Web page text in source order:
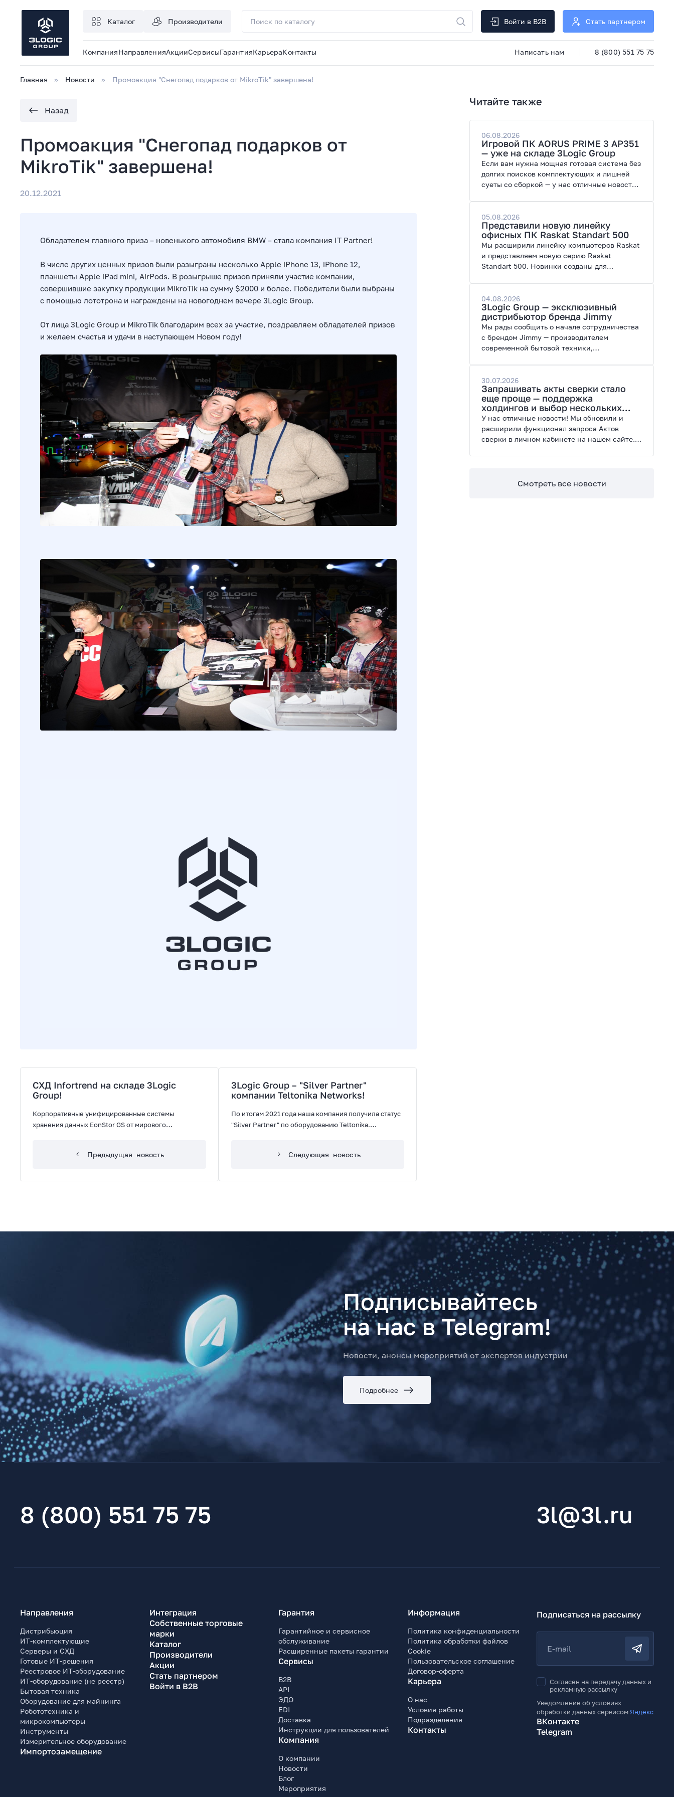
Каталог Производители Войти в B2B Стать партнером
КомпанияНаправленияАкцииСервисыГарантияКарьераКонтакты Написать нам 8 (800) 551 75 75
Главная Новости Промоакция "Снегопад подарков от MikroTik" завершена!
Назад
Промоакция "Снегопад подарков от
MikroTik" завершена!
20.12.2021
Обладателем главного приза – новенького автомобиля BMW – стала компания IT Partner!
В числе других ценных призов были разыграны несколько Apple iPhone 13, iPhone 12,
планшеты Apple iPad mini, AirPods. В розыгрыше призов приняли участие компании,
совершившие закупку продукции MikroTik на сумму $2000 и более. Победители были выбраны
с помощью лототрона и награждены на новогоднем вечере 3Logic Group.
От лица 3Logic Group и MikroTik благодарим всех за участие, поздравляем обладателей призов
и желаем счастья и удачи в наступающем Новом году!
СХД Infortrend на складе 3Logic
Group!
Корпоративные унифицированные системы
хранения данных EonStor GS от мирового
Предыдущая новость
3Logic Group – "Silver Partner"
компании Teltonika Networks!
По итогам 2021 года наша компания получила статус
"Silver Partner" по оборудованию Teltonika.
Следующая новость
Читайте также
06.08.2026
Игровой ПК AORUS PRIME 3 AP351
— уже на складе 3Logic Group
Если вам нужна мощная готовая система без
долгих поисков комплектующих и лишней
суеты со сборкой — у нас отличные новости.
графических нагрузок, современных игр и
работы с нейросетями.
05.08.2026
Представили новую линейку
офисных ПК Raskat Standart 500
Мы расширили линейку компьютеров Raskat
и представляем новую серию Raskat
Standart 500. Новинки созданы для
энергоэффективность и широкие
возможности модернизации.
04.08.2026
3Logic Group — эксклюзивный
дистрибьютор бренда Jimmy
Мы рады сообщить о начале сотрудничества
с брендом Jimmy — производителем
современной бытовой техники,
30.07.2026
Запрашивать акты сверки стало
еще проще — поддержка
холдингов и выбор нескольких
периодов
У нас отличные новости! Мы обновили и
расширили функционал запроса Актов
сверки в личном кабинете на нашем сайте.
Смотреть все новости
Подписывайтесь
на нас в Telegram!
Новости, анонсы мероприятий от экспертов индустрии
Подробнее
8 (800) 551 75 75 3l@3l.ru
Направления
Дистрибьюция
ИТ-комплектующие
Серверы и СХД
Готовые ИТ-решения
Реестровое ИТ-оборудование
ИТ-оборудование (не реестр)
Бытовая техника
Оборудование для майнинга
Робототехника и
микрокомпьютеры
Инструменты
Измерительное оборудование
Импортозамещение
Интеграция
Собственные торговые
марки
Каталог
Производители
Акции
Стать партнером
Войти в B2B
Гарантия
Гарантийное и сервисное
обслуживание
Расширенные пакеты гарантии
Сервисы
B2B
API
ЭДО
EDI
Доставка
Инструкции для пользователей
Компания
О компании
Новости
Блог
Мероприятия
Информация
Политика конфиденциальности
Политика обработки файлов
Cookie
Пользовательское соглашение
Договор-оферта
Карьера
О нас
Условия работы
Подразделения
Контакты
Подписаться на рассылку
E-mail
Согласен на передачу данных и
рекламную рассылку
Уведомление об условиях
обработки данных сервисом Яндекс
ВКонтакте
Telegram